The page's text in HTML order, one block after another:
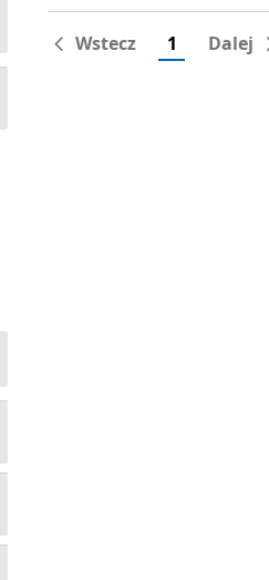
Wstecz 1 Dalej